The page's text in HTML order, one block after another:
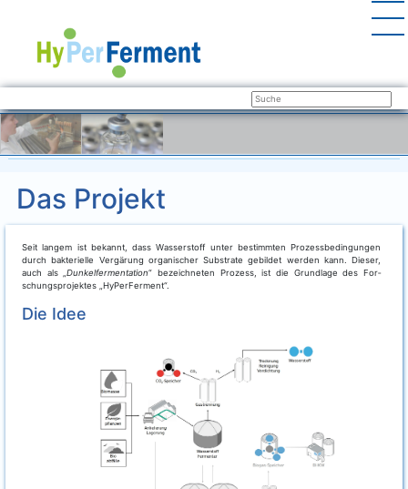
Das Projekt
Seit lan­gem ist bekannt, dass Was­ser­stoff unter bestimm­ten Pro­zess­be­din­gun­gen
durch bak­te­ri­el­le Ver­gä­rung orga­ni­scher Sub­stra­te gebil­det wer­den kann. Die­ser,
auch als „Dun­kel­fer­men­ta­ti­on“ bezeich­ne­ten Pro­zess, ist die Grund­la­ge des For­
schungs­pro­jek­tes „HyPer­Fer­ment“.
Die Idee